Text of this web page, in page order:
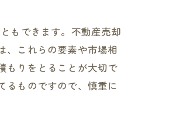
もできます。不動産売却
、これらの要素や市場相
もりをとることが大切で
るものですので、慎重に